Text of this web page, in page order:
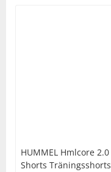
HUMMEL Hmlcore 2.0
Shorts Träningsshorts